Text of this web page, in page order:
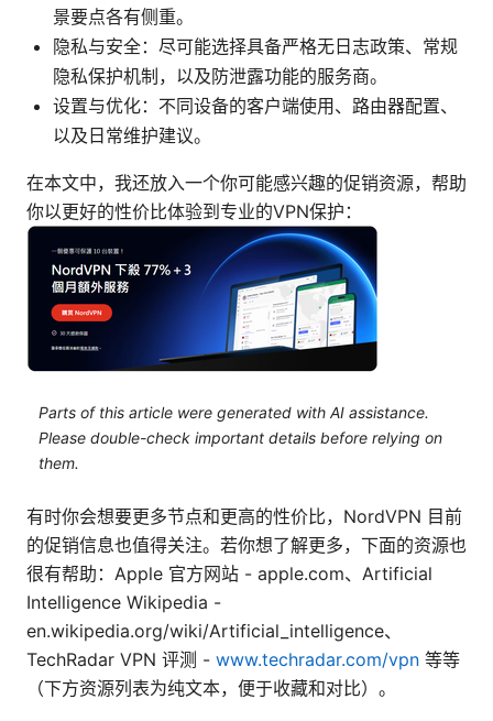
景要点各有侧重。
隐私与安全：尽可能选择具备严格无日志政策、常规
隐私保护机制，以及防泄露功能的服务商。
设置与优化：不同设备的客户端使用、路由器配置、
以及日常维护建议。
在本文中，我还放入一个你可能感兴趣的促销资源，帮助
你以更好的性价比体验到专业的VPN保护：
Parts of this article were generated with AI assistance.
Please double-check important details before relying on
them.
有时你会想要更多节点和更高的性价比，NordVPN 目前
的促销信息也值得关注。若你想了解更多，下面的资源也
很有帮助：Apple 官方网站 - apple.com、Artificial
Intelligence Wikipedia -
en.wikipedia.org/wiki/Artificial_intelligence、
TechRadar VPN 评测 - www.techradar.com/vpn 等等
（下方资源列表为纯文本，便于收藏和对比）。